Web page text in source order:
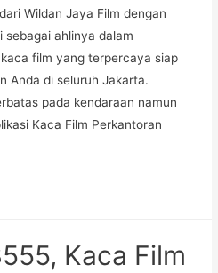
Wildan Jaya Film dengan
sebagai ahlinya dalam
film yang terpercaya siap
Anda di seluruh Jakarta.
pada kendaraan namun
Kaca Film Perkantoran
Kaca Film